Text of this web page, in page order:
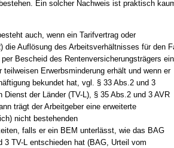
Ein solcher Nachweis ist praktisch
auch, wenn ein Tarifvertrag oder
die Auflösung des Arbeitsverhältnisses für den
Bescheid des Rentenversicherungsträgers
Erwerbsminderung erhält und wenn er
bekundet hat, vgl. § 33 Abs.2 und 3
der Länder (TV-L), § 35 Abs.2 und 3 AVR
trägt der Arbeitgeber eine erweiterte
nicht bestehenden
falls er ein BEM unterlässt, wie das BAG
3 TV-L entschieden hat (BAG, Urteil vom